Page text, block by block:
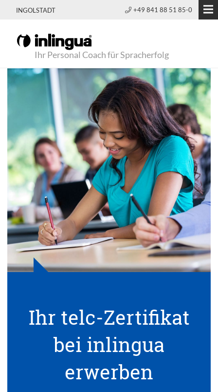
INGOLSTADT +49 841 88 51 85-0
Ihr Personal Coach für Spracherfolg
Ihr telc-Zertifikat
bei inlingua
erwerben